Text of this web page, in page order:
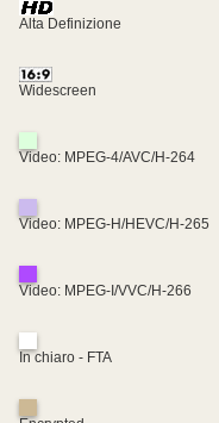
Alta Definizione
Widescreen
Video: MPEG-4/AVC/H-264
Video: MPEG-H/HEVC/H-265
Video: MPEG-I/VVC/H-266
In chiaro - FTA